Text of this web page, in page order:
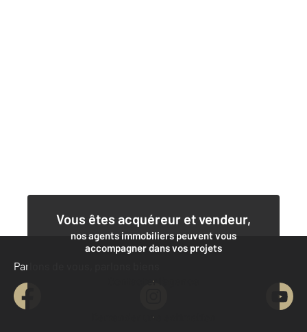
Vous êtes acquéreur et vendeur,
nos agents immobiliers peuvent vous
accompagner dans vos projets
Contacter l'agence
Demander une estimation
Parlons de vous, parlons biens